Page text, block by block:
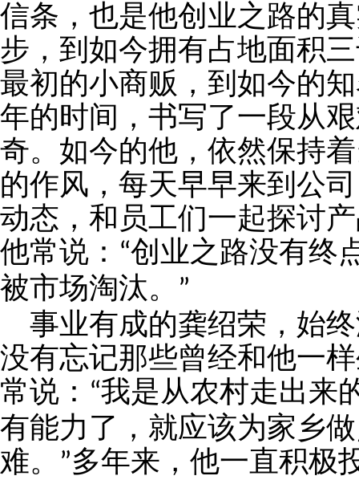
信条，也是他创业之路的
步，到如今拥有占地面积
最初的小商贩，到如今的
年的时间，书写了一段从
奇。如今的他，依然保持
的作风，每天早早来到公
动态，和员工们一起探讨
他常说： “创业之路没有终
被市场淘汰。
”
事业有成的龚绍荣，始
没有忘记那些曾经和他一
常说： “我是从农村走出来
有能力了，就应该为家乡
难。
”多年来，他一直积极